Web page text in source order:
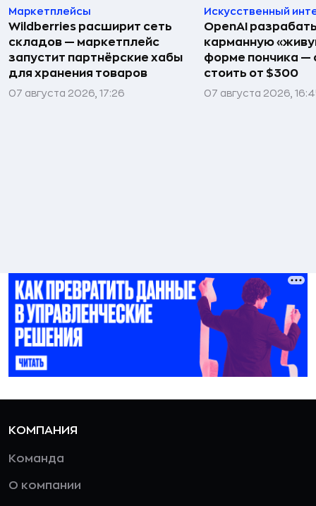
Маркетплейсы
Wildberries расширит сеть
складов — маркетплейс
запустит партнёрские хабы
для хранения товаров
07 августа 2026, 17:26
Искусственный
OpenAI
карманную
форме пончика —
стоить от $300
07 августа 2026,
КОМПАНИЯ
Команда
О компании